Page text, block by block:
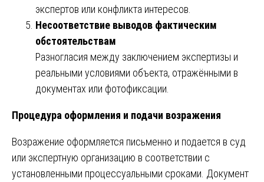
экспертов или конфликта интересов.
Несоответствие выводов фактическим
обстоятельствам
Разногласия между заключением экспертизы и
реальными условиями объекта, отражёнными в
документах или фотофиксации.
Процедура оформления и подачи возражения
Возражение оформляется письменно и подается в суд
или экспертную организацию в соответствии с
установленными процессуальными сроками. Документ